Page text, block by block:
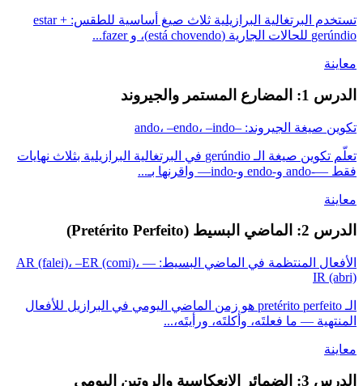
تستخدم البرتغالية البرازيلية ثلاث صيغ أساسية للطقس: estar +
gerúndio للحالات الجارية (está chovendo)، و fazer...
معاينة
الدرس 1: المضارع المستمر والجيروند
تكوين صيغة الجيروند: –ando، –endo، –indo
تعلّم تكوين صيغة الـ gerúndio في البرتغالية البرازيلية بثلاث نهايات
فقط —-ando و-endo و-indo— واقرنها بـ...
معاينة
الدرس 2: الماضي البسيط (Pretérito Perfeito)
الأفعال المنتظمة في الماضي البسيط: –AR (falei)، –ER (comi)، –
IR (abri)
الـ pretérito perfeito هو زمن الماضي اليومي في البرازيل للأفعال
المنتهية — ما فعلتَه، وأكلتَه، ورأيتَه،...
معاينة
الدرس 3: الضمائر الانعكاسية والروتين اليومي